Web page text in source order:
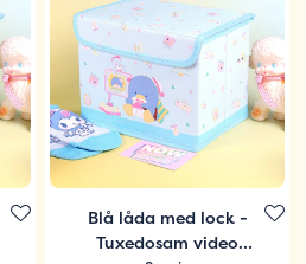
Blå låda med lock -
Tuxedosam video